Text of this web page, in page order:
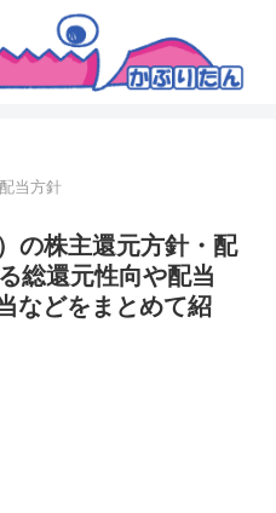
当方針
の株主還元方針・配
総還元性向や配当
などをまとめて紹